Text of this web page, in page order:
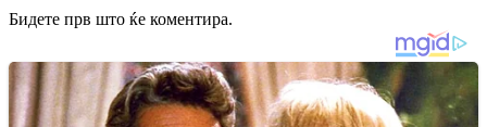
Бидете прв што ќе коментира.